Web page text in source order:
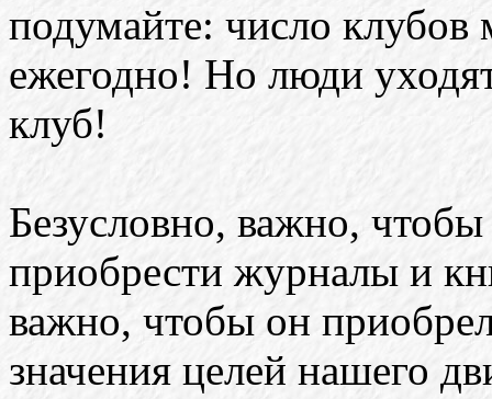
подумайте: число клубов
ежегодно! Но люди
клуб!
Безусловно, важно,
приобрести журналы и
важно, чтобы он
значения целей нашего